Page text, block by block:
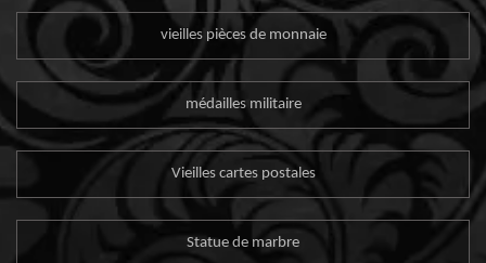
vieilles pièces de monnaie
médailles militaire
Vieilles cartes postales
Statue de marbre